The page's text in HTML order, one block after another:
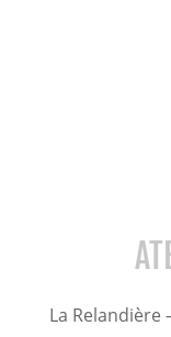
La Relandière